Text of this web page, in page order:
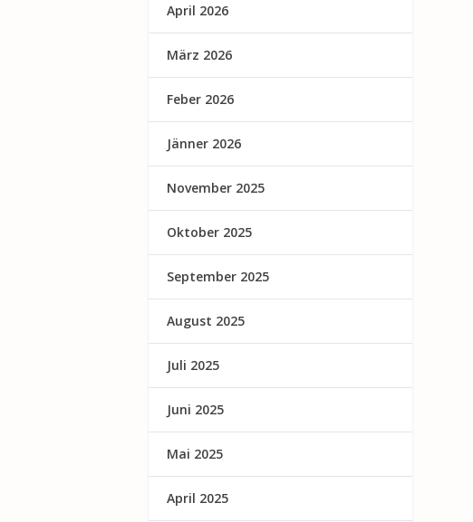
April 2026
März 2026
Feber 2026
Jänner 2026
November 2025
Oktober 2025
September 2025
August 2025
Juli 2025
Juni 2025
Mai 2025
April 2025